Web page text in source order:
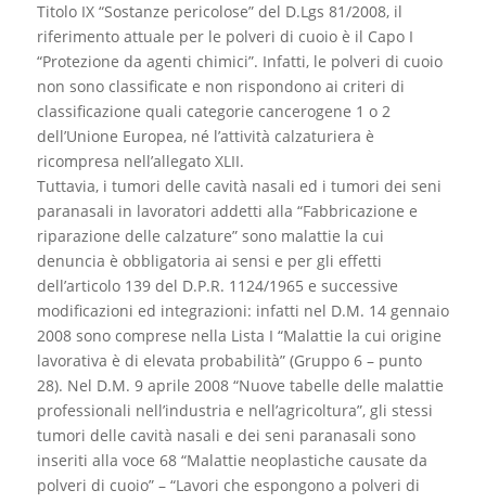
Titolo IX “Sostanze pericolose” del D.Lgs 81/2008, il
riferimento attuale per le polveri di cuoio è il Capo I
“Protezione da agenti chimici”. Infatti, le polveri di cuoio
non sono classificate e non rispondono ai criteri di
classificazione quali categorie cancerogene 1 o 2
dell’Unione Europea, né l’attività calzaturiera è
ricompresa nell’allegato XLII.
Tuttavia, i tumori delle cavità nasali ed i tumori dei seni
paranasali in lavoratori addetti alla “Fabbricazione e
riparazione delle calzature” sono malattie la cui
denuncia è obbligatoria ai sensi e per gli effetti
dell’articolo 139 del D.P.R. 1124/1965 e successive
modificazioni ed integrazioni: infatti nel D.M. 14 gennaio
2008 sono comprese nella Lista I “Malattie la cui origine
lavorativa è di elevata probabilità” (Gruppo 6 – punto
28). Nel D.M. 9 aprile 2008 “Nuove tabelle delle malattie
professionali nell’industria e nell’agricoltura”, gli stessi
tumori delle cavità nasali e dei seni paranasali sono
inseriti alla voce 68 “Malattie neoplastiche causate da
polveri di cuoio” – “Lavori che espongono a polveri di